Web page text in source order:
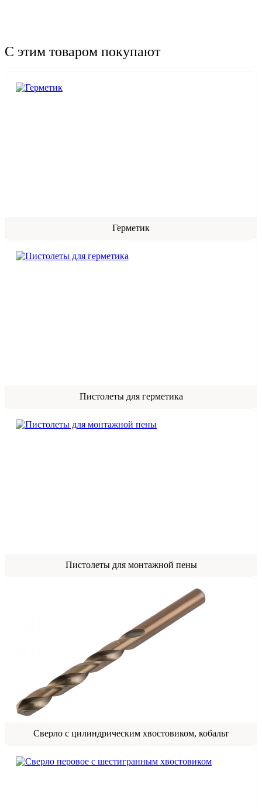
С этим товаром покупают
Герметик
Пистолеты для герметика
Пистолеты для монтажной пены
Сверло с цилиндрическим хвостовиком, кобальт